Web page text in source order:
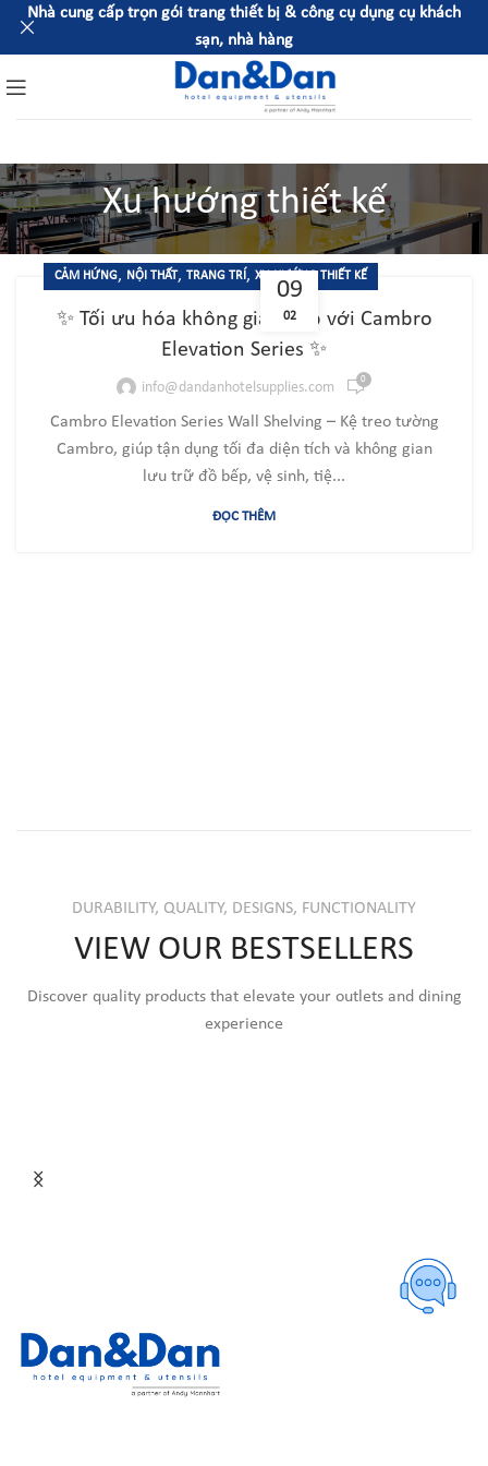
Xu hướng thiết kế
09
02
CẢM HỨNG, NỘI THẤT, TRANG TRÍ , XU HƯỚNG THIẾT KẾ
✨ Tối ưu hóa không gian bếp với Cambro
Elevation Series ✨
info@dandanhotelsupplies.com 0
Cambro Elevation Series Wall Shelving – Kệ treo tường
Cambro, giúp tận dụng tối đa diện tích và không gian
lưu trữ đồ bếp, vệ sinh, tiệ...
ĐỌC THÊM
DURABILITY, QUALITY, DESIGNS, FUNCTIONALITY
VIEW OUR BESTSELLERS
Discover quality products that elevate your outlets and dining
experience
Nhà cung cấp trọn gói trang thiết bị & công cụ dụng cụ khách
sạn, nhà hàng